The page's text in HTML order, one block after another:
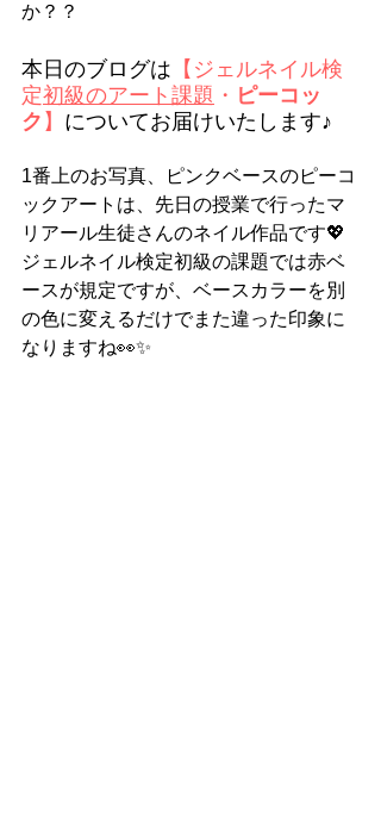
か？？
本日のブログは 【ジェルネイル検
定初級のアート課題 ・ ピーコッ
ク 】 についてお届けいたします♪
1番上のお写真、ピンクベースのピーコ
ックアートは、先日の授業で行ったマ
リアール生徒さんのネイル作品です💖
ジェルネイル検定初級の課題では赤ベ
ースが規定ですが、ベースカラーを別
の色に変えるだけでまた違った印象に
なりますね👀✨